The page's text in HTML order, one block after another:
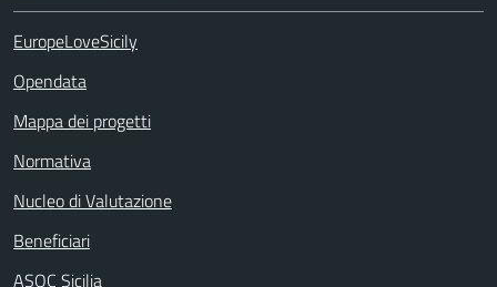
EuropeLoveSicily
Opendata
Mappa dei progetti
Normativa
Nucleo di Valutazione
Beneficiari
ASOC Sicilia